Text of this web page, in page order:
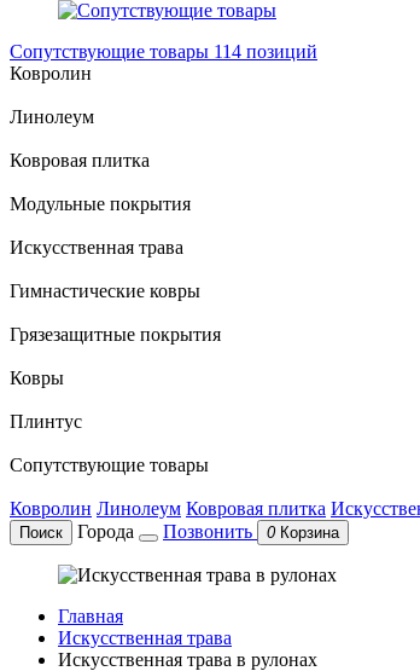
Сопутствующие товары 114 позиций
Ковролин
Линолеум
Ковровая плитка
Модульные покрытия
Искусственная трава
Гимнастические ковры
Грязезащитные покрытия
Ковры
Плинтус
Сопутствующие товары
Ковролин Линолеум Ковровая плитка
Поиск Города Позвонить 0 Корзина
Главная
Искусственная трава
Искусственная трава в рулонах